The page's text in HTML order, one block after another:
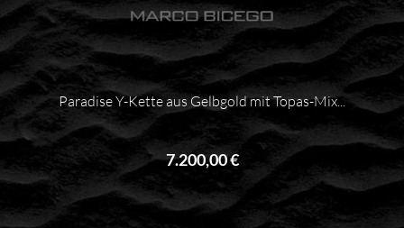
Paradise Y-Kette aus Gelbgold mit Topas-Mix...
7.200,00 €